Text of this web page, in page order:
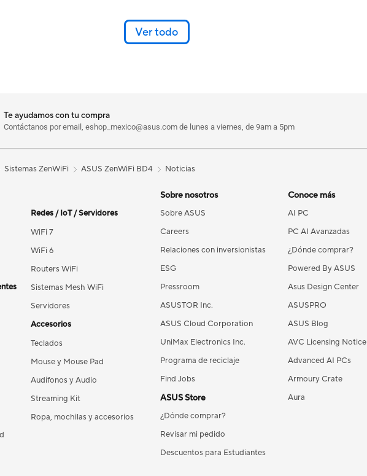
between them is seamless — your
mobile device won't detect a change, and
Ver todo
Te ayudamos con tu compra
Contáctanos por email, eshop_mexico@asus.com de lunes a viernes, de 9am a 5pm
Sistemas ZenWiFi ASUS ZenWiFi BD4 Noticias
Redes / IoT / Servidores
WiFi 7
WiFi 6
Routers WiFi
Sistemas Mesh WiFi
Servidores
Accesorios
Teclados
Mouse y Mouse Pad
Audífonos y Audio
Streaming Kit
Ropa, mochilas y accesorios
Sobre nosotros
Sobre ASUS
Careers
Relaciones con inversionistas
ESG
Pressroom
ASUSTOR Inc.
ASUS Cloud Corporation
UniMax Electronics Inc.
Programa de reciclaje
Find Jobs
ASUS Store
¿Dónde comprar?
Revisar mi pedido
Descuentos para Estudiantes
Conoce más
AI PC
PC AI Avanzadas
¿Dónde comprar?
Powered By ASUS
Asus Design Center
ASUSPRO
ASUS Blog
AVC Licensing Notice
Advanced AI PCs
Armoury Crate
Aura